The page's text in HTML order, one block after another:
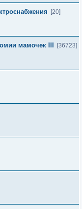
[20]
мамочек III
[36723]